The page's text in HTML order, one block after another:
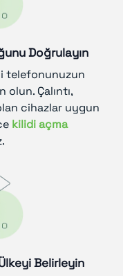
Doğrulayın
telefonunuzun
Çalıntı,
cihazlar uygun
kilidi açma
Belirleyin